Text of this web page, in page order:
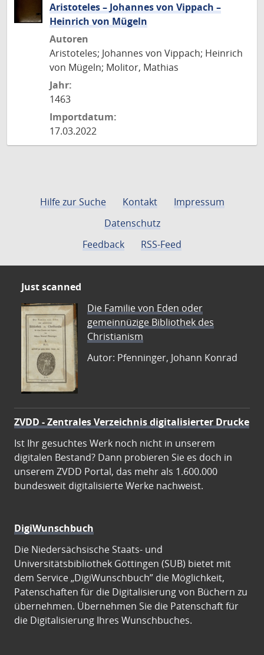
Aristoteles – Johannes von Vippach –
Heinrich von Mügeln
Autoren
Aristoteles; Johannes von Vippach; Heinrich
von Mügeln; Molitor, Mathias
Jahr:
1463
Importdatum:
17.03.2022
Hilfe zur Suche Kontakt
Impressum
Datenschutz
Feedback
RSS-Feed
Just scanned
Die Familie von Eden oder
gemeinnüzige Bibliothek des
Christianism
Autor: Pfenninger, Johann Konrad
ZVDD - Zentrales Verzeichnis digitalisierter Drucke
Ist Ihr gesuchtes Werk noch nicht in unserem
digitalen Bestand? Dann probieren Sie es doch in
unserem ZVDD Portal, das mehr als 1.600.000
bundesweit digitalisierte Werke nachweist.
DigiWunschbuch
Die Niedersächsische Staats- und
Universitätsbibliothek Göttingen (SUB) bietet mit
dem Service „DigiWunschbuch” die Möglichkeit,
Patenschaften für die Digitalisierung von Büchern zu
übernehmen. Übernehmen Sie die Patenschaft für
die Digitalisierung Ihres Wunschbuches.